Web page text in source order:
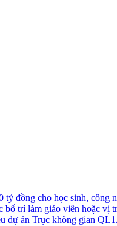
đồng cho học sinh, công
bố trí làm giáo viên hoặc vị
dự án Trục không gian